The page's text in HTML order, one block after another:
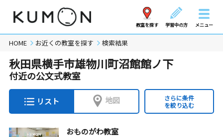
教室を探す 学習中の方 メニュー
HOME お近くの教室を探す 検索結果
秋田県横手市雄物川町沼館館ノ下
付近の公文式教室
リスト 地図
さらに条件
を絞り込む
おものがわ教室